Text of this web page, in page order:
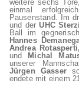
weitere sechs
einmal
Pausenstand. Im
und derUHC
Ball im
Hannes
Andrea Rotasperti,
und
Michal
unserer
Jürgen Gasser
endete mit einem